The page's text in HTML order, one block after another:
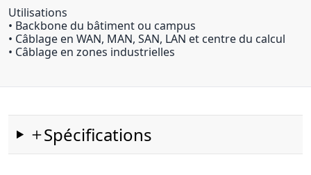
Utilisations
• Backbone du bâtiment ou campus
• Câblage en WAN, MAN, SAN, LAN et centre du calcul
• Câblage en zones industrielles
Spécifications